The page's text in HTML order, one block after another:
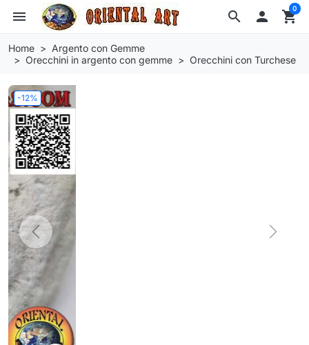
search
menu  shopping_cart
0
Home
Argento con Gemme
Orecchini in argento con gemme
Orecchini con Turchese
-12%
Previous Next